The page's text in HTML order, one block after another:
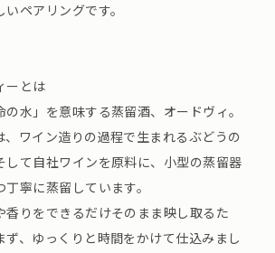
ペアリングです。
ーとは
の水」を意味する蒸留酒、オードヴィ。
、ワイン造りの過程で生まれるぶどうの
して自社ワインを原料に、小型の蒸留器
寧に蒸留しています。
香りをできるだけそのまま映し取るた
ず、ゆっくりと時間をかけて仕込みまし